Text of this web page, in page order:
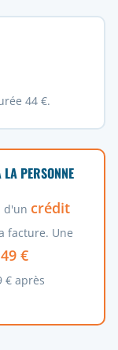
44 €.
PERSONNE
d'un crédit
facture. Une
49 €
€ après